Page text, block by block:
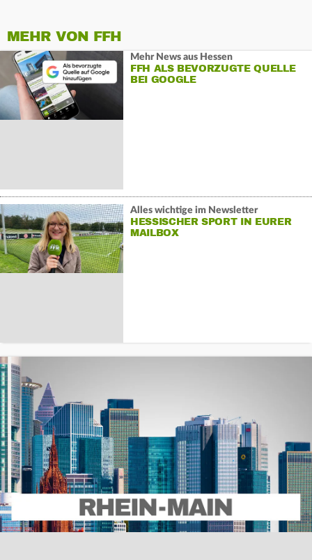
MEHR VON FFH
Mehr News aus Hessen
FFH ALS BEVORZUGTE QUELLE
BEI GOOGLE
Alles wichtige im Newsletter
HESSISCHER SPORT IN EURER
MAILBOX